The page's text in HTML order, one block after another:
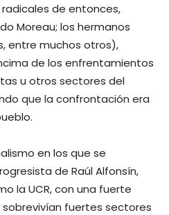
de entonces,
Moreau; los hermanos
entre muchos otros),
de los enfrentamientos
u otros sectores del
que la confrontación era
en los que se
de Raúl Alfonsín,
la UCR, con una fuerte
fuertes sectores